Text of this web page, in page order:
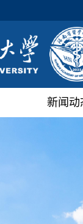
新闻动